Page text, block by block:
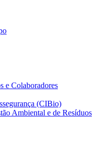
e Colaboradores
(CIBio)
Ambiental e de Resíduos